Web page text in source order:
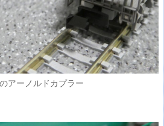
アーノルドカプラー